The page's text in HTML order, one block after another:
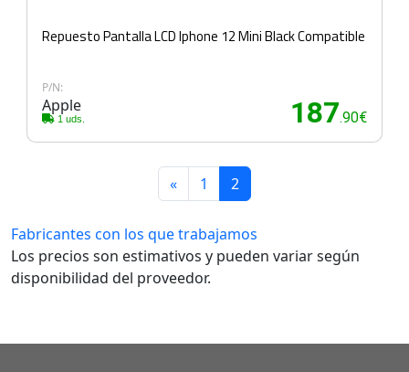
Repuesto Pantalla LCD Iphone 12 Mini Black Compatible
P/N:
Apple
1 uds. 187.90€
« 1 2
Fabricantes con los que trabajamos
Los precios son estimativos y pueden variar según
disponibilidad del proveedor.